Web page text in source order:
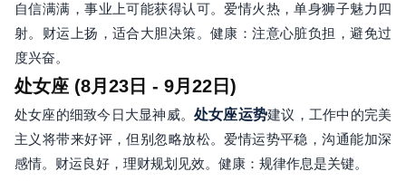
自信满满，事业上可能获得认可。爱情火热，单身狮子魅力四
射。财运上扬，适合大胆决策。健康：注意心脏负担，避免过
度兴奋。
处女座 (8月23日 - 9月22日)
处女座的细致今日大显神威。 处女座运势建议，工作中的完美
主义将带来好评，但别忽略放松。爱情运势平稳，沟通能加深
感情。财运良好，理财规划见效。健康：规律作息是关键。